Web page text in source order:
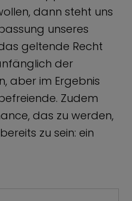
dann steht uns
unseres
geltende Recht
der
aber im Ergebnis
Zudem
das zu werden,
zu sein: ein